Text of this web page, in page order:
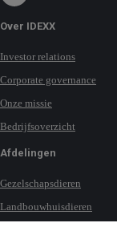
Over IDEXX
Investor relations
Corporate governance
Onze missie
Bedrijfsoverzicht
Afdelingen
Gezelschapsdieren
Landbouwhuisdieren